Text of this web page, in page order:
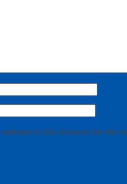
in this browser for the